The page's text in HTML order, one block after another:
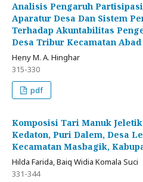
Analisis Pengaruh
Aparatur Desa Dan Sistem
Terhadap Akuntabilitas
Desa Tribur Kecamatan
Heny M. A. Hinghar
315-330
pdf
Komposisi Tari Manuk
Kedaton, Puri Dalem, Desa
Kecamatan Masbagik,
Hilda Farida, Baiq Widia Komala Suci
331-344